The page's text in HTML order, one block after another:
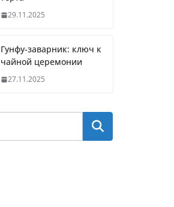
29.11.2025
Гунфу-заварник: ключ к
чайной церемонии
27.11.2025